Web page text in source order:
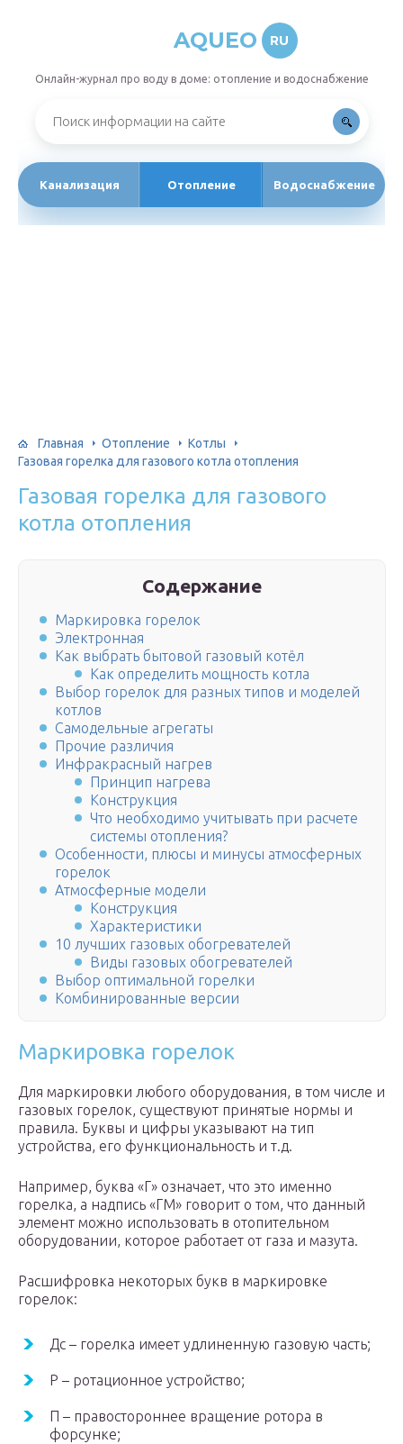
AQUEO RU
Онлайн-журнал про воду в доме: отопление и водоснабжение
Канализация Отопление Водоснабжение
Главная Отопление
Котлы
Газовая горелка для газового котла отопления
Газовая горелка для газового
котла отопления
Содержание
Маркировка горелок
Электронная
Как выбрать бытовой газовый котёл
Как определить мощность котла
Выбор горелок для разных типов и моделей
котлов
Самодельные агрегаты
Прочие различия
Инфракрасный нагрев
Принцип нагрева
Конструкция
Что необходимо учитывать при расчете
системы отопления?
Особенности, плюсы и минусы атмосферных
горелок
Атмосферные модели
Конструкция
Характеристики
10 лучших газовых обогревателей
Виды газовых обогревателей
Выбор оптимальной горелки
Комбинированные версии
Маркировка горелок
Для маркировки любого оборудования, в том числе и
газовых горелок, существуют принятые нормы и
правила. Буквы и цифры указывают на тип
устройства, его функциональность и т.д.
Например, буква «Г» означает, что это именно
горелка, а надпись «ГМ» говорит о том, что данный
элемент можно использовать в отопительном
оборудовании, которое работает от газа и мазута.
Расшифровка некоторых букв в маркировке
горелок:
Дс – горелка имеет удлиненную газовую часть;
Р – ротационное устройство;
П – правостороннее вращение ротора в
форсунке;